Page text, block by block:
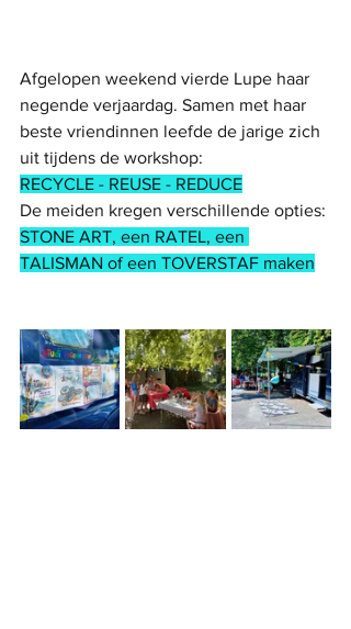
Afgelopen weekend vierde Lupe haar
negende verjaardag. Samen met haar
beste vriendinnen leefde de jarige zich
uit tijdens de workshop:
RECYCLE - REUSE - REDUCE
De meiden kregen verschillende opties:
STONE ART, een RATEL, een
TALISMAN of een TOVERSTAF maken